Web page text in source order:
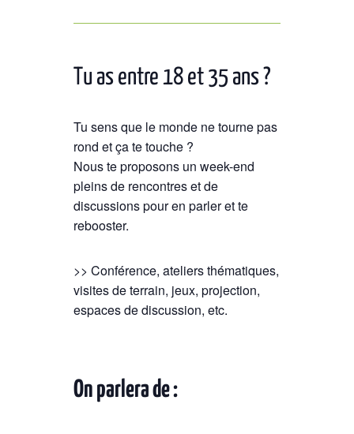
Tu as entre 18 et 35 ans ?
Tu sens que le monde ne tourne pas
rond et ça te touche ?
Nous te proposons un week-end
pleins de rencontres et de
discussions pour en parler et te
rebooster.
>> Conférence, ateliers thématiques,
visites de terrain, jeux, projection,
espaces de discussion, etc.
On parlera de :